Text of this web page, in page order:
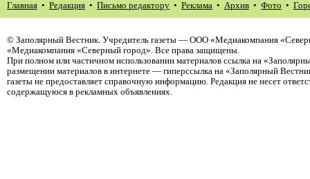
Главная • Редакция • Письмо редактору • Реклама • Архив • Фото •
© Заполярный Вестник. Учредитель газеты — ООО «Медиакомпания
«Медиакомпания «Северный город». Все права защищены.
При полном или частичном использовании материалов ссылка на
размещении материалов в интернете — гиперссылка на «Заполярный
газеты не предоставляет справочную информацию. Редакция не несет
содержащуюся в рекламных объявлениях.